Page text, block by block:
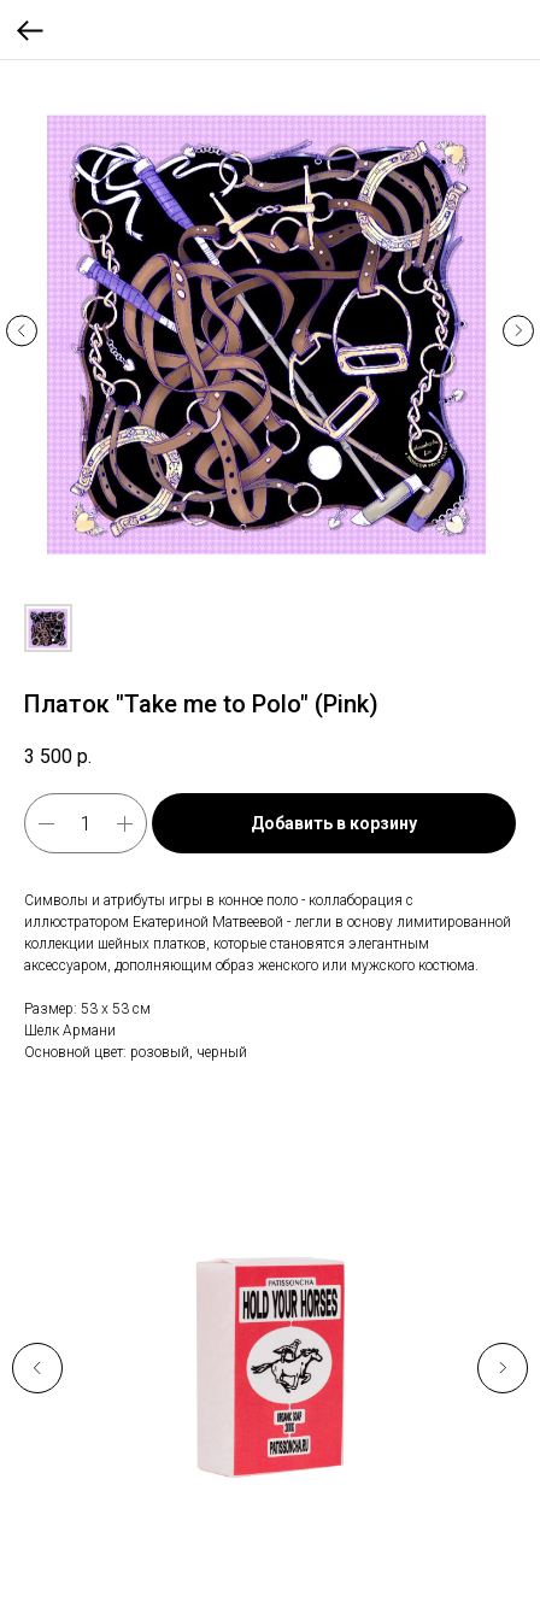
Платок "Take me to Polo" (Pink)
3 500 р.
Добавить в корзину
Символы и атрибуты игры в конное поло - коллаборация с
иллюстратором Екатериной Матвеевой - легли в основу лимитированной
коллекции шейных платков, которые становятся элегантным
аксессуаром, дополняющим образ женского или мужского костюма.
Размер: 53 х 53 см
Шелк Армани
Основной цвет: розовый, черный